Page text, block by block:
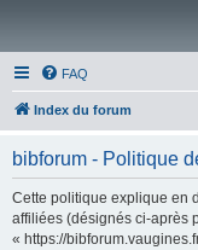
FAQ
Index du forum
bibforum - Politique
Cette politique explique en
affiliées (désignés ci-après
« https://